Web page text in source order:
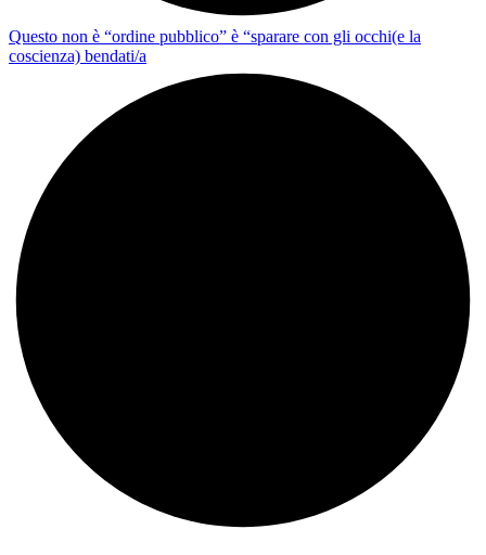
Questo non è “ordine pubblico” è “sparare con gli occhi(e la
coscienza) bendati/a